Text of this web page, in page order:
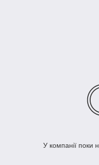
У компанії поки